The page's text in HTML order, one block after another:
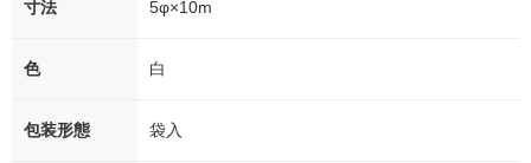
寸法 5φ×10m
色 白
包装形態 袋入